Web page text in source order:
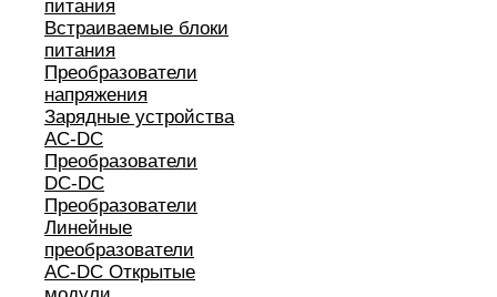
питания
Встраиваемые блоки
питания
Преобразователи
напряжения
Зарядные устройства
AC-DC
Преобразователи
DC-DC
Преобразователи
Линейные
преобразователи
AC-DC Открытые